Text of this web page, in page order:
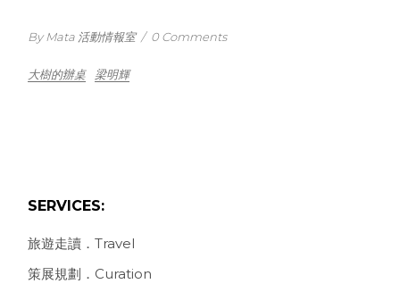
By Mata 活動情報室 / 0 Comments
大樹的辦桌 梁明輝
SERVICES:
旅遊走讀．Travel
策展規劃．Curation